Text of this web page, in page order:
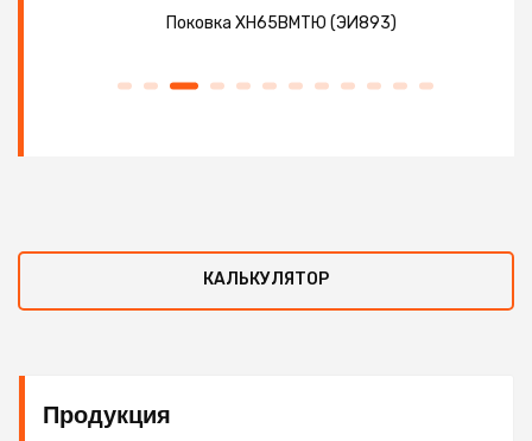
Поковка ХН65ВМТЮ (ЭИ893)
КАЛЬКУЛЯТОР
Продукция